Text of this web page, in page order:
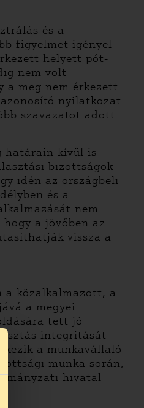
és a
figyelmet igényel
helyett pót-
nem volt
a meg nem érkezett
nyilatkozat
szavazatot adott
határain kívül is
bizottságok
idén az országbeli
és a
nem
a jövőben az
vissza a
a közalkalmazott, a
a megyei
tett jó
integritását
a munkavállaló
munka során,
hivatal